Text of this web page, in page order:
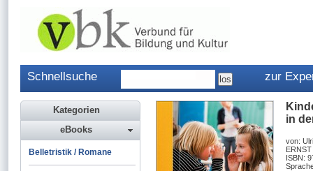
Schnellsuche zur
in
von:
ISBN:
Kategorien
eBooks
Belletristik / Romane